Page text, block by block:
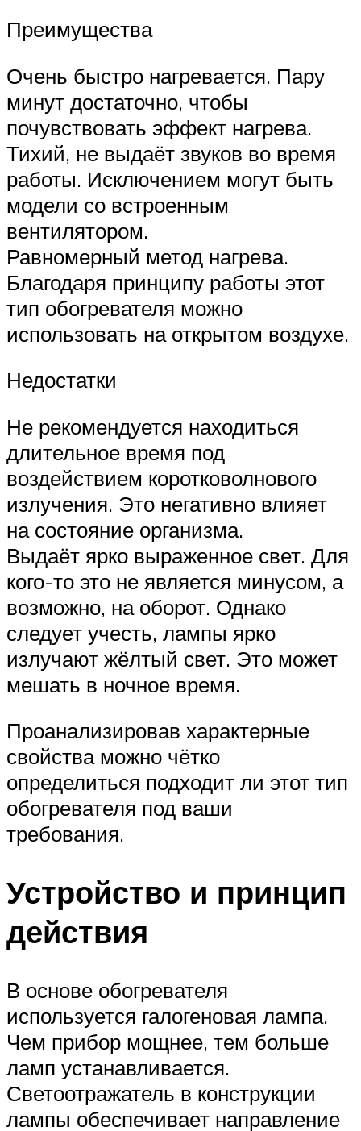
Преимущества
Очень быстро нагревается. Пару
минут достаточно, чтобы
почувствовать эффект нагрева.
Тихий, не выдаёт звуков во время
работы. Исключением могут быть
модели со встроенным
вентилятором.
Равномерный метод нагрева.
Благодаря принципу работы этот
тип обогревателя можно
использовать на открытом воздухе.
Недостатки
Не рекомендуется находиться
длительное время под
воздействием коротковолнового
излучения. Это негативно влияет
на состояние организма.
Выдаёт ярко выраженное свет. Для
кого-то это не является минусом, а
возможно, на оборот. Однако
следует учесть, лампы ярко
излучают жёлтый свет. Это может
мешать в ночное время.
Проанализировав характерные
свойства можно чётко
определиться подходит ли этот тип
обогревателя под ваши
требования.
Устройство и принцип
действия
В основе обогревателя
используется галогеновая лампа.
Чем прибор мощнее, тем больше
ламп устанавливается.
Светоотражатель в конструкции
лампы обеспечивает направление